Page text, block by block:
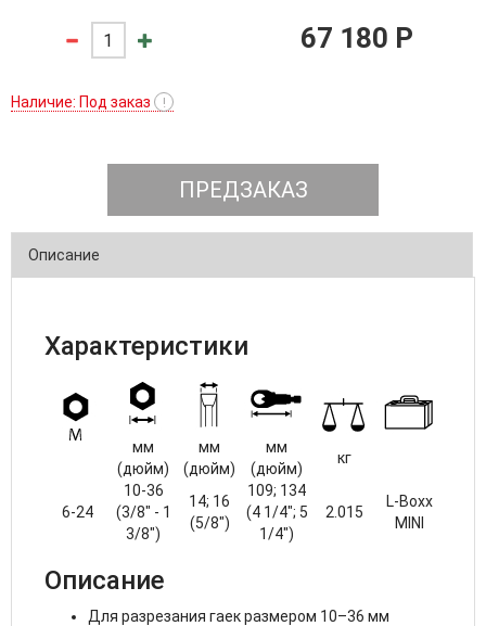
67 180 P
Наличие: Под заказ !
ПРЕДЗАКАЗ
Описание
Характеристики
мм
(дюйм)
мм
(дюйм)
мм
(дюйм)
кг
6-24
10-36
(3/8" - 1
3/8")
14; 16
(5/8")
109; 134
(4 1/4"; 5
1/4")
2.015
L-Boxx
MINI
Описание
Для разрезания гаек размером 10–36 мм